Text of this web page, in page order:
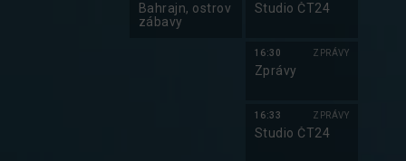
Bahrajn, ostrov
zábavy
Studio ČT24
16:30 ZPRÁVY
Zprávy
16:33 ZPRÁVY
Studio ČT24